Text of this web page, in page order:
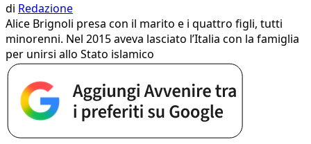
di Redazione
Alice Brignoli presa con il marito e i quattro figli, tutti
minorenni. Nel 2015 aveva lasciato l’Italia con la famiglia
per unirsi allo Stato islamico